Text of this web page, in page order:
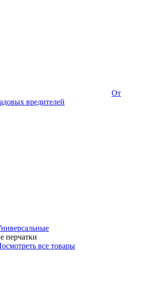
От
вредителей
перчатки
все товары